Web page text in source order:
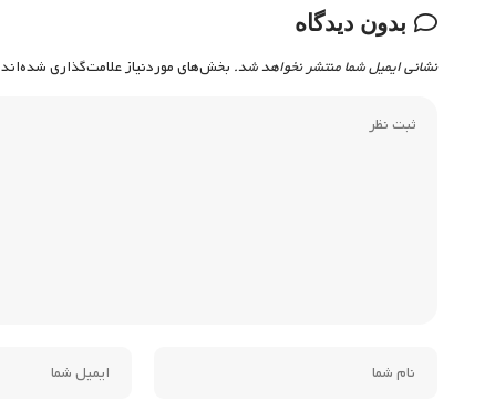
بدون دیدگاه
نشانی ایمیل شما منتشر نخواهد شد. بخش‌های موردنیاز علامت‌گذاری شده‌اند